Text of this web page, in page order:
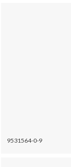
9531564-0-9